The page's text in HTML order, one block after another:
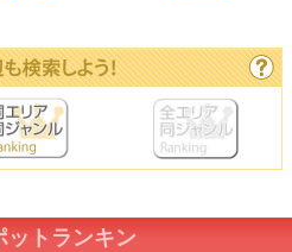
ットランキン